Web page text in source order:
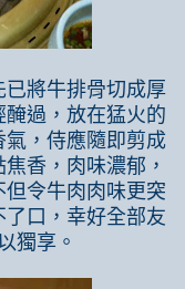
將牛排骨切成厚
過，放在猛火的
氣，侍應隨即剪成
香，肉味濃郁，
令牛肉肉味更突
口，幸好全部友
獨享。